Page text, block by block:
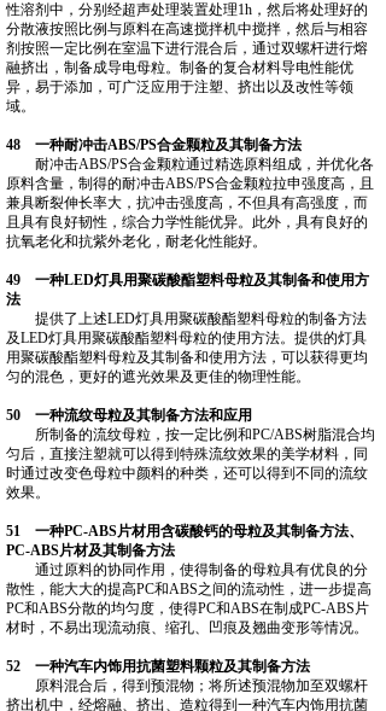
性溶剂中，分别经超声处理装置处理1h，然后将处理好的
分散液按照比例与原料在高速搅拌机中搅拌，然后与相容
剂按照一定比例在室温下进行混合后，通过双螺杆进行熔
融挤出，制备成导电母粒。制备的复合材料导电性能优
异，易于添加，可广泛应用于注塑、挤出以及改性等领
域。
48 一种耐冲击ABS/PS合金颗粒及其制备方法
耐冲击ABS/PS合金颗粒通过精选原料组成，并优化各
原料含量，制得的耐冲击ABS/PS合金颗粒拉申强度高，且
兼具断裂伸长率大，抗冲击强度高，不但具有高强度，而
且具有良好韧性，综合力学性能优异。此外，具有良好的
抗氧老化和抗紫外老化，耐老化性能好。
49 一种LED灯具用聚碳酸酯塑料母粒及其制备和使用方
法
提供了上述LED灯具用聚碳酸酯塑料母粒的制备方法
及LED灯具用聚碳酸酯塑料母粒的使用方法。提供的灯具
用聚碳酸酯塑料母粒及其制备和使用方法，可以获得更均
匀的混色，更好的遮光效果及更佳的物理性能。
50 一种流纹母粒及其制备方法和应用
所制备的流纹母粒，按一定比例和PC/ABS树脂混合均
匀后，直接注塑就可以得到特殊流纹效果的美学材料，同
时通过改变色母粒中颜料的种类，还可以得到不同的流纹
效果。
51 一种PC-ABS片材用含碳酸钙的母粒及其制备方法、
PC-ABS片材及其制备方法
通过原料的协同作用，使得制备的母粒具有优良的分
散性，能大大的提高PC和ABS之间的流动性，进一步提高
PC和ABS分散的均匀度，使得PC和ABS在制成PC‑ABS片
材时，不易出现流动痕、缩孔、凹痕及翘曲变形等情况。
52 一种汽车内饰用抗菌塑料颗粒及其制备方法
原料混合后，得到预混物；将所述预混物加至双螺杆
挤出机中，经熔融、挤出、造粒得到一种汽车内饰用抗菌